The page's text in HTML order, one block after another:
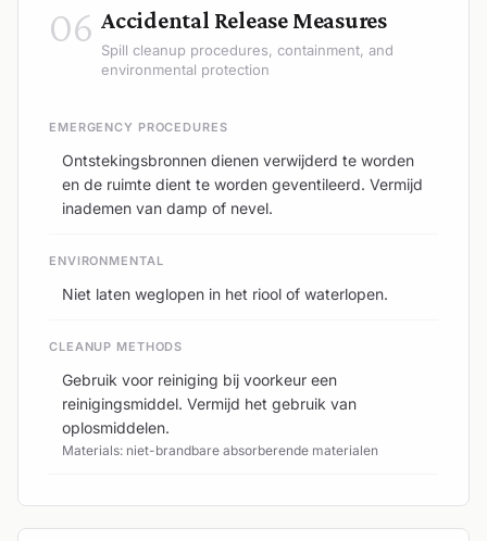
06 Accidental Release Measures
Spill cleanup procedures, containment, and
environmental protection
EMERGENCY PROCEDURES
Ontstekingsbronnen dienen verwijderd te worden
en de ruimte dient te worden geventileerd. Vermijd
inademen van damp of nevel.
ENVIRONMENTAL
Niet laten weglopen in het riool of waterlopen.
CLEANUP METHODS
Gebruik voor reiniging bij voorkeur een
reinigingsmiddel. Vermijd het gebruik van
oplosmiddelen.
Materials: niet-brandbare absorberende materialen